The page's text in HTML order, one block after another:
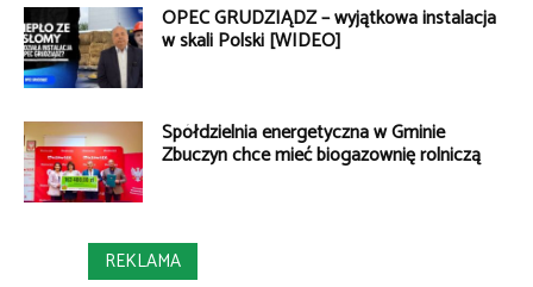
OPEC GRUDZIĄDZ – wyjątkowa instalacja
w skali Polski [WIDEO]
Spółdzielnia energetyczna w Gminie
Zbuczyn chce mieć biogazownię rolniczą
REKLAMA